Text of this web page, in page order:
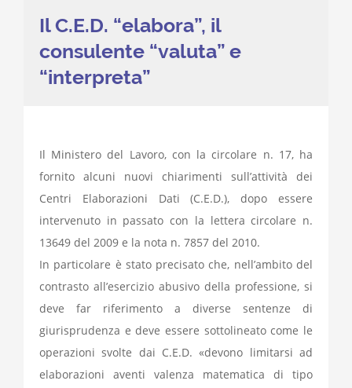
Il C.E.D. “elabora”, il
consulente “valuta” e
“interpreta”
Il Ministero del Lavoro, con la circolare n. 17, ha
fornito alcuni nuovi chiarimenti sull’attività dei
Centri Elaborazioni Dati (C.E.D.), dopo essere
intervenuto in passato con la lettera circolare n.
13649 del 2009 e la nota n. 7857 del 2010.
In particolare è stato precisato che, nell’ambito del
contrasto all’esercizio abusivo della professione, si
deve far riferimento a diverse sentenze di
giurisprudenza e deve essere sottolineato come le
operazioni svolte dai C.E.D. «devono limitarsi ad
elaborazioni aventi valenza matematica di tipo